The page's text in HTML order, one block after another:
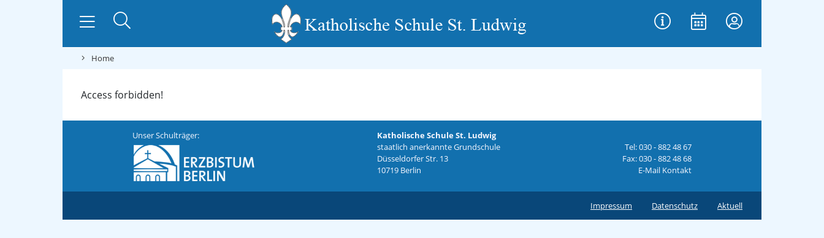
Home
Access forbidden!
Unser Schulträger:
Katholische Schule St. Ludwig
staatlich anerkannte Grundschule
Düsseldorfer Str. 13
10719 Berlin
Tel: 030 - 882 48 67
Fax: 030 - 882 48 68
E-Mail Kontakt
Impressum Datenschutz Aktuell